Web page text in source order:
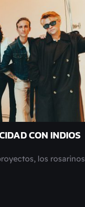
CON INDIOS
los rosarinos